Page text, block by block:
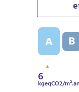
Indice
A
6
kgeqCO2/m².an
B